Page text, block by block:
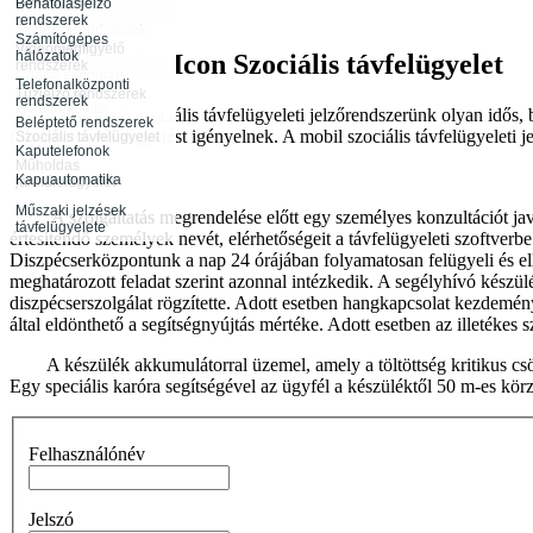
Rendészeti
tevékenység
Rendezvénybiztosítás
Tűzjelző rendszerek
távfelügyelete
Őrjárat ellenőrző
rendszerek
távfelügyelete
Szociális távfelügyelet
Műholdas
járműfelügyelet
Műszaki jelzések
távfelügyelete
Behatolásjelző
rendszerek
Videómegfigyelő
rendszerek
Tűzjelző rendszerek
Beléptető rendszerek
Kaputelefonok
Kapuautomatika
Infokommunikáció
Számítógépes
hálózatok
Telefonalközponti
rendszerek
Szociális távfelügyelet
Valós idejű szociális távfelügyeleti jelzőrendszerünk olyan idős,
folyamatos odafigyelést igényelnek. A mobil szociális távfelügyeleti
A szolgáltatás megrendelése előtt egy személyes konzultációt
értesítendő személyek nevét, elérhetőségeit a távfelügyeleti
Diszpécserközpontunk a nap 24 órájában folyamatosan felügyeli és
meghatározott feladat szerint azonnal intézkedik. A segélyhívó
diszpécserszolgálat rögzítette. Adott esetben hangkapcsolat
által eldönthető a segítségnyújtás mértéke. Adott esetben az illetékes
A készülék akkumulátorral üzemel, amely a töltöttség kritikus
Egy speciális karóra segítségével az ügyfél a készüléktől 50 m-es
Felhasználónév
Jelszó